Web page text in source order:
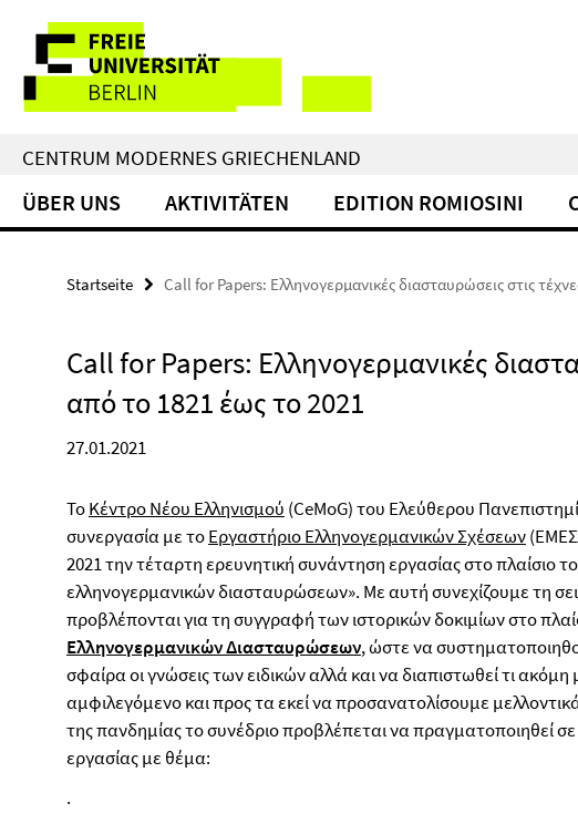
direkt
Inhalt
Service-
Navigation
CENTRUM MODERNES GRIECHENLAND
ÜBER UNS AKTIVITÄTEN EDITION ROMIOSINI
Startseite Call for Papers: Ελληνογερμανικές διασταυρώσεις στις
Call for Papers: Ελληνογερμανικές
από το 1821 έως το 2021
27.01.2021
ΤοΚέντρο Νέου Ελληνισμού (CeMoG) του Ελεύθερου
συνεργασία με τοΕργαστήριο Ελληνογερμανικών Σχέσεων
2021 την τέταρτη ερευνητική συνάντηση εργασίας στο πλαίσιο
ελληνογερμανικών διασταυρώσεων». Με αυτή συνεχίζουμε τη
προβλέπονται για τη συγγραφή των ιστορικών δοκιμίων στο
Ελληνογερμανικών Διασταυρώσεων, ώστε να
σφαίρα οι γνώσεις των ειδικών αλλά και να διαπιστωθεί τι
αμφιλεγόμενο και προς τα εκεί να προσανατολίσουμε
της πανδημίας το συνέδριο προβλέπεται να πραγματοποιηθεί
εργασίας με θέμα:
.